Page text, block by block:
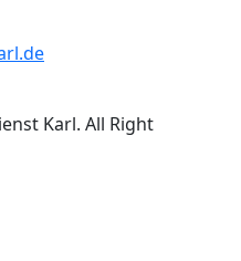
Karl. All Right